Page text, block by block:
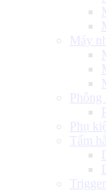
Máy
Phông
Phụ
Tấm